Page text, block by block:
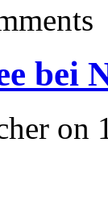
bei
on